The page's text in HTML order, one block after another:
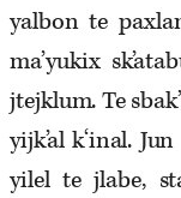
yalbon te
ma’yukix
jtejklum. Te
yijk’al k‘inal.
yilel te jlabe,